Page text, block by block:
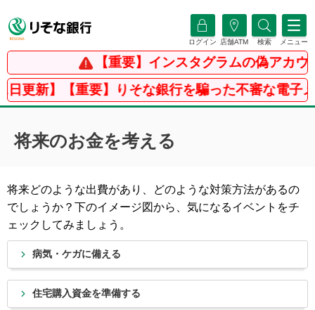
ログイン 店舗ATM 検索 メニュー
【重要】インスタグラムの偽アカウ
更新】【重要】りそな銀行を騙った不審な電子
将来のお金を考える
将来どのような出費があり、どのような対策方法があるの
でしょうか？下のイメージ図から、気になるイベントをチ
ェックしてみましょう。
病気・ケガに備える
住宅購入資金を準備する